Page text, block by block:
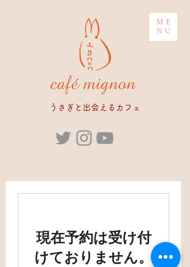
ME
NU
​うさぎと出会えるカフェ
現在予約は受け付
けておりません。